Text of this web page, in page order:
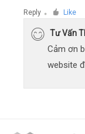
Reply ● Like
Tư Vấn
Cảm ơn
website